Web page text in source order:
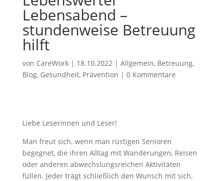
Lebensabend –
stundenweise Betreuung
hilft
von CareWork| 18.10.2022| Allgemein, Betreuung,
Blog, Gesundheit, Prävention | 0 Kommentare
Liebe Leserinnen und Leser!
Man freut sich, wenn man rüstigen Senioren
begegnet, die ihren Alltag mit Wanderungen, Reisen
oder anderen abwechslungsreichen Aktivitäten
füllen. Jeder trägt schließlich den Wunsch mit sich,